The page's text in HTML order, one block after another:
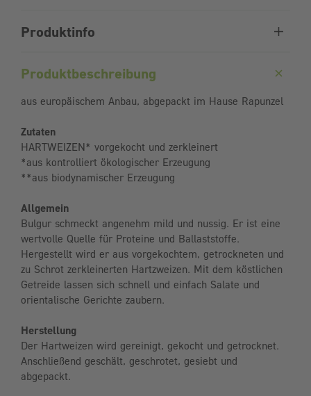
Produktinfo
Produktbeschreibung
aus europäischem Anbau, abgepackt im Hause Rapunzel
Zutaten
HARTWEIZEN* vorgekocht und zerkleinert
*aus kontrolliert ökologischer Erzeugung
**aus biodynamischer Erzeugung
Allgemein
Bulgur schmeckt angenehm mild und nussig. Er ist eine
wertvolle Quelle für Proteine und Ballaststoffe.
Hergestellt wird er aus vorgekochtem, getrockneten und
zu Schrot zerkleinerten Hartzweizen. Mit dem köstlichen
Getreide lassen sich schnell und einfach Salate und
orientalische Gerichte zaubern.
Herstellung
Der Hartweizen wird gereinigt, gekocht und getrocknet.
Anschließend geschält, geschrotet, gesiebt und
abgepackt.